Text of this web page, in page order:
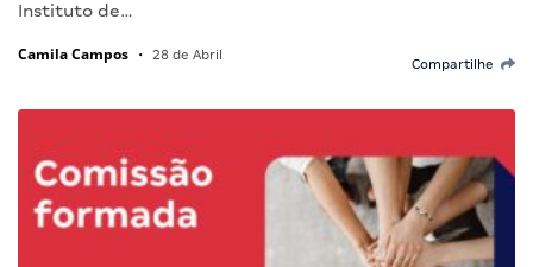
Instituto de…
Camila Campos • 28 de Abril
Compartilhe